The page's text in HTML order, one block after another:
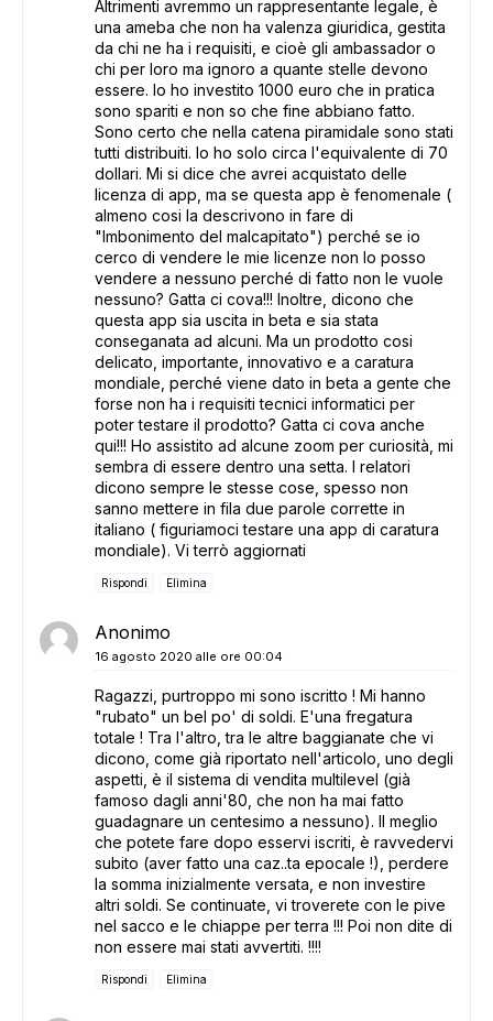
Altrimenti avremmo un rappresentante legale, è
una ameba che non ha valenza giuridica, gestita
da chi ne ha i requisiti, e cioè gli ambassador o
chi per loro ma ignoro a quante stelle devono
essere. Io ho investito 1000 euro che in pratica
sono spariti e non so che fine abbiano fatto.
Sono certo che nella catena piramidale sono stati
tutti distribuiti. Io ho solo circa l'equivalente di 70
dollari. Mi si dice che avrei acquistato delle
licenza di app, ma se questa app è fenomenale (
almeno cosi la descrivono in fare di
"Imbonimento del malcapitato") perché se io
cerco di vendere le mie licenze non lo posso
vendere a nessuno perché di fatto non le vuole
nessuno? Gatta ci cova!!! Inoltre, dicono che
questa app sia uscita in beta e sia stata
conseganata ad alcuni. Ma un prodotto cosi
delicato, importante, innovativo e a caratura
mondiale, perché viene dato in beta a gente che
forse non ha i requisiti tecnici informatici per
poter testare il prodotto? Gatta ci cova anche
qui!!! Ho assistito ad alcune zoom per curiosità, mi
sembra di essere dentro una setta. I relatori
dicono sempre le stesse cose, spesso non
sanno mettere in fila due parole corrette in
italiano ( figuriamoci testare una app di caratura
mondiale). Vi terrò aggiornati
Rispondi Elimina
Anonimo
16 agosto 2020 alle ore 00:04
Ragazzi, purtroppo mi sono iscritto ! Mi hanno
"rubato" un bel po' di soldi. E'una fregatura
totale ! Tra l'altro, tra le altre baggianate che vi
dicono, come già riportato nell'articolo, uno degli
aspetti, è il sistema di vendita multilevel (già
famoso dagli anni'80, che non ha mai fatto
guadagnare un centesimo a nessuno). Il meglio
che potete fare dopo esservi iscriti, è ravvedervi
subito (aver fatto una caz..ta epocale !), perdere
la somma inizialmente versata, e non investire
altri soldi. Se continuate, vi troverete con le pive
nel sacco e le chiappe per terra !!! Poi non dite di
non essere mai stati avvertiti. !!!!
Rispondi Elimina